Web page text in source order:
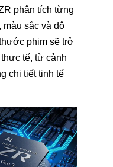
phân tích từng
màu sắc và độ
phim sẽ trở
tế, từ cảnh
chi tiết tinh tế